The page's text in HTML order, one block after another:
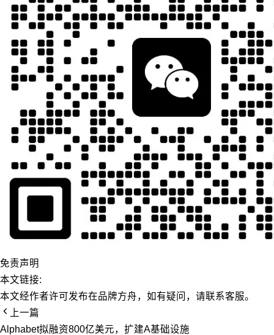
免责声明
本文链接:
本文经作者许可发布在品牌方舟，如有疑问，请联系客服。
上一篇
Alphabet拟融资800亿美元，扩建A基础设施